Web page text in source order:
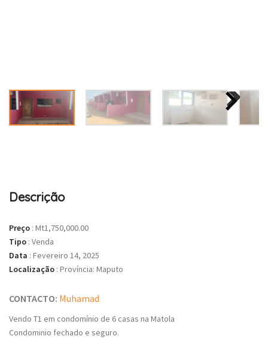
Descrição
Preço : Mt1,750,000.00
Tipo : Venda
Data : Fevereiro 14, 2025
Localização : Província: Maputo
CONTACTO: Muhamad
Vendo T1 em condomínio de 6 casas na Matola
Condominio fechado e seguro.